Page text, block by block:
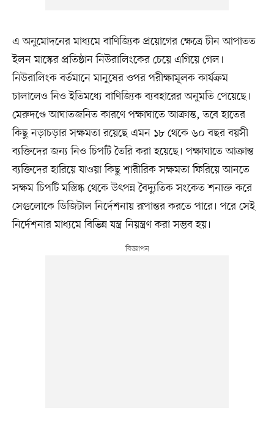
এ অনুমোদনের মাধ্যমে বাণিজ্যিক প্রয়োগের ক্ষেত্রে চীন আপাতত
ইলন মাস্কের প্রতিষ্ঠান নিউরালিংকের চেয়ে এগিয়ে গেল।
নিউরালিংক বর্তমানে মানুষের ওপর পরীক্ষামূলক কার্যক্রম
চালালেও নিও ইতিমধ্যে বাণিজ্যিক ব্যবহারের অনুমতি পেয়েছে।
মেরুদণ্ডে আঘাতজনিত কারণে পক্ষাঘাতে আক্রান্ত, তবে হাতের
কিছু নড়াচড়ার সক্ষমতা রয়েছে এমন ১৮ থেকে ৬০ বছর বয়সী
ব্যক্তিদের জন্য নিও চিপটি তৈরি করা হয়েছে। পক্ষাঘাতে আক্রান্ত
ব্যক্তিদের হারিয়ে যাওয়া কিছু শারীরিক সক্ষমতা ফিরিয়ে আনতে
সক্ষম চিপটি মস্তিষ্ক থেকে উৎপন্ন বৈদ্যুতিক সংকেত শনাক্ত করে
সেগুলোকে ডিজিটাল নির্দেশনায় রূপান্তর করতে পারে। পরে সেই
নির্দেশনার মাধ্যমে বিভিন্ন যন্ত্র নিয়ন্ত্রণ করা সম্ভব হয়।